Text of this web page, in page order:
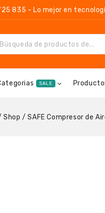
835 - Lo mejor en
SALE
Shop / SAFE Compresor de